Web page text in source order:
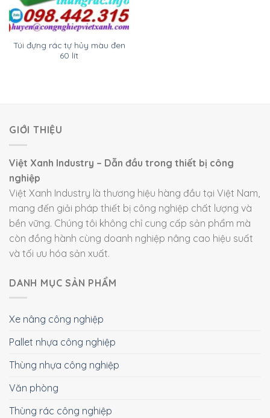
Túi đựng rác tự hủy màu đen
60 lít
GIỚI THIỆU
Việt Xanh Industry – Dẫn đầu trong thiết bị công
nghiệp
Việt Xanh Industry là thương hiệu hàng đầu tại Việt Nam,
mang đến giải pháp thiết bị công nghiệp chất lượng và
bền vững. Chúng tôi không chỉ cung cấp sản phẩm mà
còn đồng hành cùng doanh nghiệp nâng cao hiệu suất
và tối ưu hóa sản xuất.
DANH MỤC SẢN PHẨM
Xe nâng công nghiệp
Pallet nhựa công nghiệp
Thùng nhựa công nghiệp
Văn phòng
Thùng rác công nghiệp